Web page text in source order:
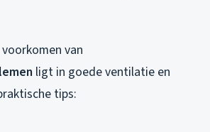
van
ligt in goede ventilatie en
tips: